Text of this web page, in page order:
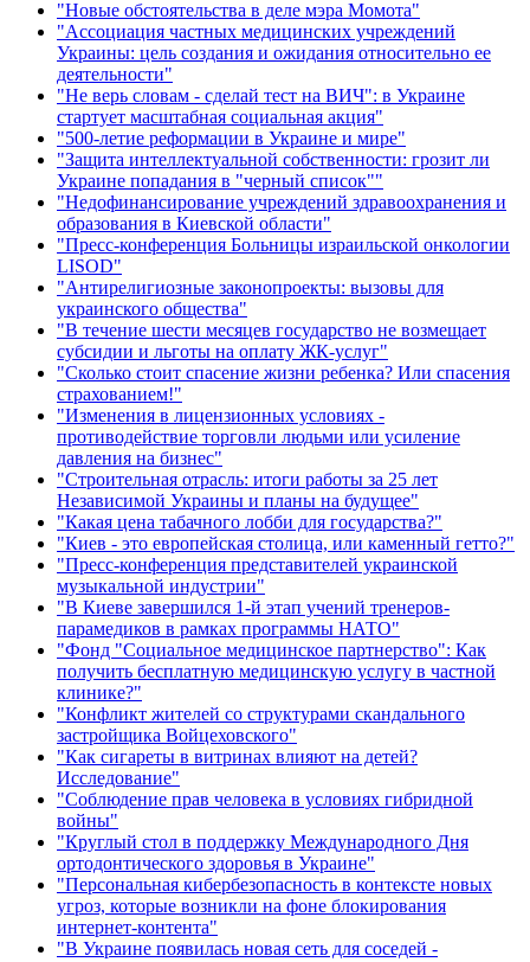
"Новые обстоятельства в деле мэра Момота"
"Ассоциация частных медицинских учреждений
Украины: цель создания и ожидания относительно ее
деятельности"
"Не верь словам - сделай тест на ВИЧ": в Украине
стартует масштабная социальная акция"
"500-летие реформации в Украине и мире"
"Защита интеллектуальной собственности: грозит ли
Украине попадания в "черный список""
"Недофинансирование учреждений здравоохранения и
образования в Киевской области"
"Пресс-конференция Больницы израильской онкологии
LISOD"
"Антирелигиозные законопроекты: вызовы для
украинского общества"
"В течение шести месяцев государство не возмещает
субсидии и льготы на оплату ЖК-услуг"
"Сколько стоит спасение жизни ребенка? Или спасения
страхованием!"
"Изменения в лицензионных условиях -
противодействие торговли людьми или усиление
давления на бизнес"
"Строительная отрасль: итоги работы за 25 лет
Независимой Украины и планы на будущее"
"Какая цена табачного лобби для государства?"
"Киев - это европейская столица, или каменный гетто?"
"Пресс-конференция представителей украинской
музыкальной индустрии"
"В Киеве завершился 1-й этап учений тренеров-
парамедиков в рамках программы НАТО"
"Фонд "Социальное медицинское партнерство": Как
получить бесплатную медицинскую услугу в частной
клинике?"
"Конфликт жителей со структурами скандального
застройщика Войцеховского"
"Как сигареты в витринах влияют на детей?
Исследование"
"Соблюдение прав человека в условиях гибридной
войны"
"Круглый стол в поддержку Международного Дня
ортодонтического здоровья в Украине"
"Персональная кибербезопасность в контексте новых
угроз, которые возникли на фоне блокирования
интернет-контента"
"В Украине появилась новая сеть для соседей -